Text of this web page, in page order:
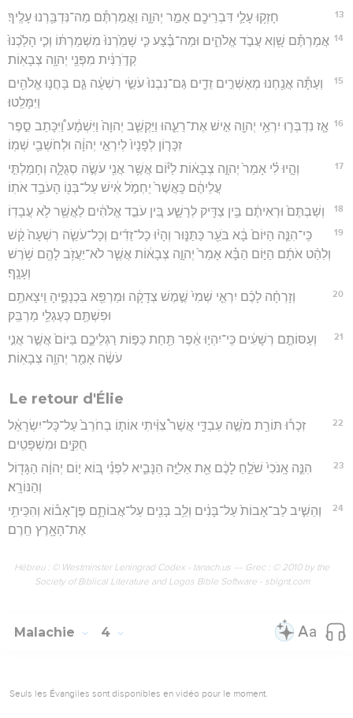
13 חָזְק֥וּ עָלַ֛י דִּבְרֵיכֶ֖ם אָמַ֣ר יְהוָ֑ה וַאֲמַרְתֶּ֕ם מַה־נִּדְבַּ֖רְנוּ עָלֶֽיךָ׃
14 אֲמַרְתֶּ֕ם שָׁ֖וְא עֲבֹ֣ד אֱלֹהִ֑ים וּמַה־בֶּ֗צַע כִּ֤י שָׁמַ֙רְנוּ֙ מִשְׁמַרְתּ֔וֹ וְכִ֤י הָלַ֙כְנוּ֙
קְדֹ֣רַנִּ֔ית מִפְּנֵ֖י יְהוָ֥ה צְבָאֽוֹת׃
15
וְעַתָּ֕ה אֲנַ֖חְנוּ מְאַשְּׁרִ֣ים זֵדִ֑ים גַּם־נִבְנוּ֙ עֹשֵׂ֣י רִשְׁעָ֔ה גַּ֧ם בָּחֲנ֛וּ אֱלֹהִ֖ים
וַיִּמָּלֵֽטוּ׃
16 אָ֧ז נִדְבְּר֛וּ יִרְאֵ֥י יְהוָ֖ה אִ֣ישׁ אֶת־רֵעֵ֑הוּ וַיַּקְשֵׁ֤ב יְהוָה֙ וַיִּשְׁמָ֔ע וַ֠יִּכָּתֵב סֵ֣פֶר
זִכָּר֤וֹן לְפָנָיו֙ לְיִרְאֵ֣י יְהוָ֔ה וּלְחֹשְׁבֵ֖י שְׁמֽוֹ׃
17
וְהָ֣יוּ לִ֗י אָמַר֙ יְהוָ֣ה צְבָא֔וֹת לַיּ֕וֹם אֲשֶׁ֥ר אֲנִ֖י עֹשֶׂ֣ה סְגֻלָּ֑ה וְחָמַלְתִּ֣י
עֲלֵיהֶ֔ם כַּֽאֲשֶׁר֙ יַחְמֹ֣ל אִ֔ישׁ עַל־בְּנ֖וֹ הָעֹבֵ֥ד אֹתֽוֹ׃
18 וְשַׁבְתֶּם֙ וּרְאִיתֶ֔ם בֵּ֥ין צַדִּ֖יק לְרָשָׁ֑ע בֵּ֚ין עֹבֵ֣ד אֱלֹהִ֔ים לַאֲשֶׁ֖ר לֹ֥א עֲבָדֽוֹ׃
19
כִּֽי־הִנֵּ֤ה הַיּוֹם֙ בָּ֔א בֹּעֵ֖ר כַּתַּנּ֑וּר וְהָי֨וּ כָל־זֵדִ֜ים וְכָל־עֹשֵׂ֤ה רִשְׁעָה֙ קַ֔שׁ
וְלִהַ֨ט אֹתָ֜ם הַיּ֣וֹם הַבָּ֗א אָמַר֙ יְהוָ֣ה צְבָא֔וֹת אֲשֶׁ֛ר לֹא־יַעֲזֹ֥ב לָהֶ֖ם שֹׁ֥רֶשׁ
וְעָנָֽף׃
20
וְזָרְחָ֨ה לָכֶ֜ם יִרְאֵ֤י שְׁמִי֙ שֶׁ֣מֶשׁ צְדָקָ֔ה וּמַרְפֵּ֖א בִּכְנָפֶ֑יהָ וִֽיצָאתֶ֥ם
וּפִשְׁתֶּ֖ם כְּעֶגְלֵ֥י מַרְבֵּֽק׃
21
וְעַסּוֹתֶ֣ם רְשָׁעִ֔ים כִּֽי־יִהְי֣וּ אֵ֔פֶר תַּ֖חַת כַּפּ֣וֹת רַגְלֵיכֶ֑ם בַּיּוֹם֙ אֲשֶׁ֣ר אֲנִ֣י
עֹשֶׂ֔ה אָמַ֖ר יְהוָ֥ה צְבָאֽוֹת׃
Le retour d'Élie
22
זִכְר֕וּ תּוֹרַ֖ת מֹשֶׁ֣ה עַבְדִּ֑י אֲשֶׁר֩ צִוִּ֨יתִי אוֹת֤וֹ בְחֹרֵב֙ עַל־כָּל־יִשְׂרָאֵ֔ל
חֻקִּ֖ים וּמִשְׁפָּטִֽים׃
23
הִנֵּ֤ה אָֽנֹכִי֙ שֹׁלֵ֣חַ לָכֶ֔ם אֵ֖ת אֵלִיָּ֣ה הַנָּבִ֑יא לִפְנֵ֗י בּ֚וֹא י֣וֹם יְהוָ֔ה הַגָּד֖וֹל
וְהַנּוֹרָֽא׃
24
וְהֵשִׁ֤יב לֵב־אָבוֹת֙ עַל־בָּנִ֔ים וְלֵ֥ב בָּנִ֖ים עַל־אֲבוֹתָ֑ם פֶּן־אָב֕וֹא וְהִכֵּיתִ֥י
אֶת־הָאָ֖רֶץ חֵֽרֶם׃
Hébreu : © Westminster Leningrad Codex - tanach.us --- Grec : © 2010 by the
Society of Biblical Literature and Logos Bible Software - sblgnt.com
Malachie 4
Seuls les Évangiles sont disponibles en vidéo pour le moment.